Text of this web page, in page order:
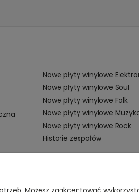
Nowe płyty winylowe
Nowe płyty winylowe Soul
Nowe płyty winylowe Folk
Nowe płyty winylowe
Nowe płyty winylowe Rock
Historie zespołów
VINYL TAMKA
Możesz zaakceptować